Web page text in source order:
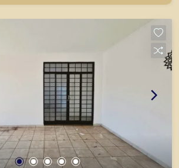
segurança, em locação, vendas
usados ou mesmo nos
da cidade de Ribeirão